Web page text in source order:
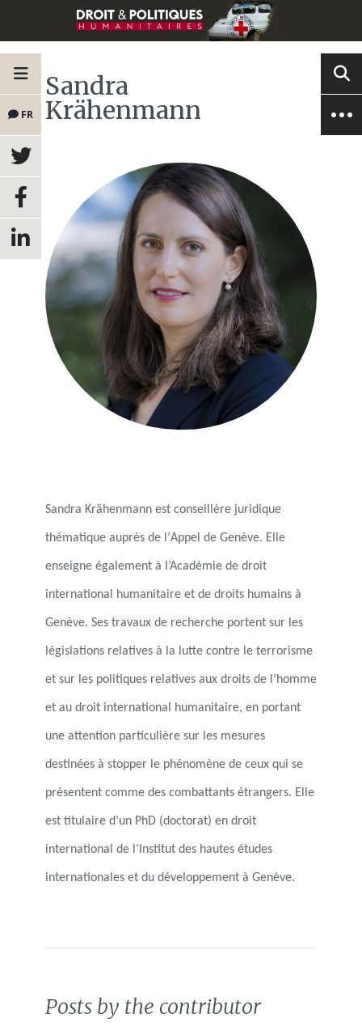
FR
Sandra
Krähenmann
Sandra Krähenmann est conseillère juridique
thématique auprès de l’Appel de Genève. Elle
enseigne également à l’Académie de droit
international humanitaire et de droits humains à
Genève. Ses travaux de recherche portent sur les
législations relatives à la lutte contre le terrorisme
et sur les politiques relatives aux droits de l’homme
et au droit international humanitaire, en portant
une attention particulière sur les mesures
destinées à stopper le phénomène de ceux qui se
présentent comme des combattants étrangers. Elle
est titulaire d’un PhD (doctorat) en droit
international de l’Institut des hautes études
internationales et du développement à Genève.
Posts by the contributor